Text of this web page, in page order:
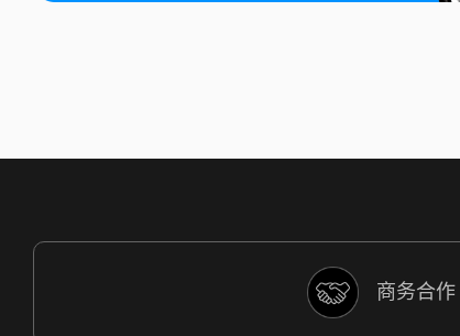
商务合作